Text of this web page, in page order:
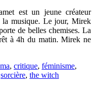
est un jeune créateur
la musique. Le jour, Mirek
de belles chemises. La
à 4h du matin. Mirek ne
, critique, féminisme,
sorcière, the witch